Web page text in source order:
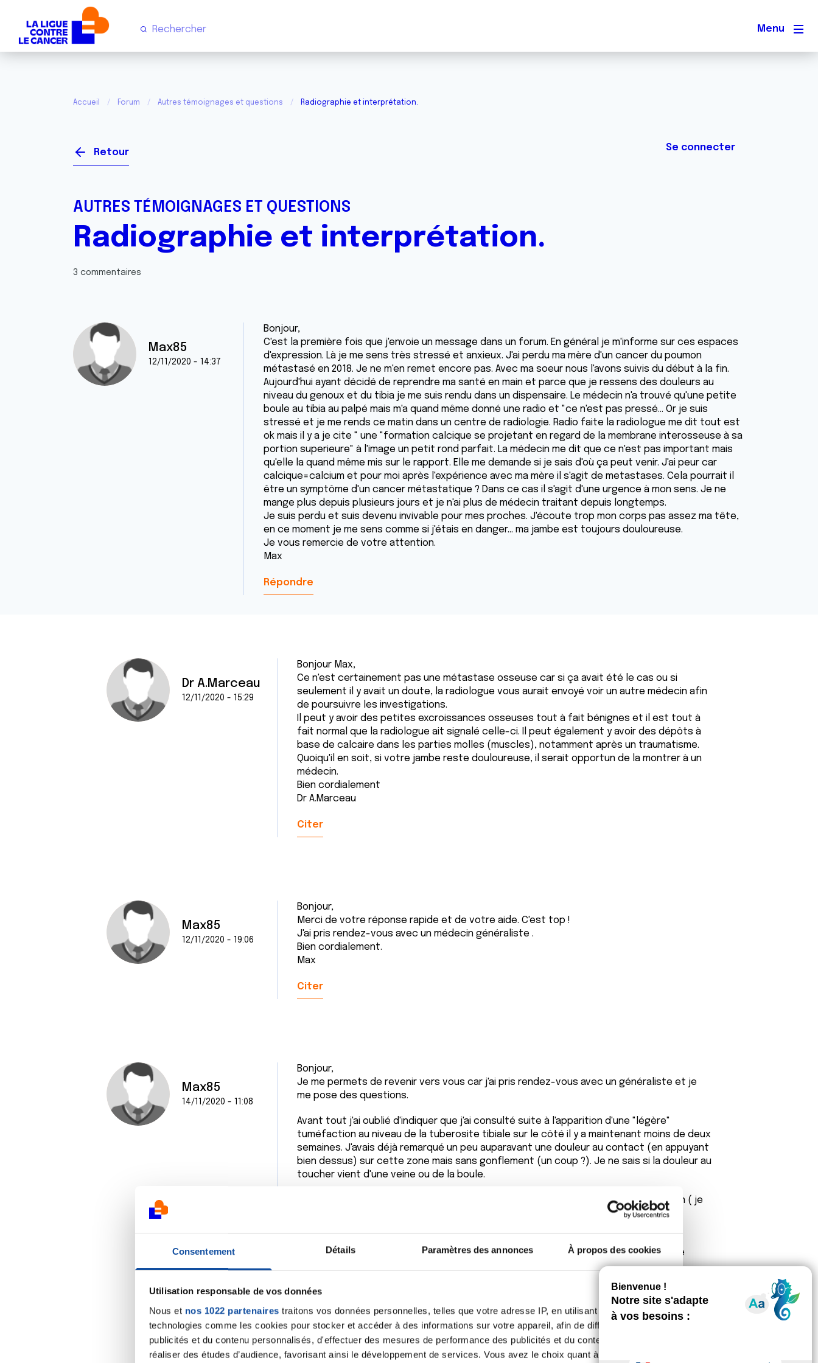
Consentement Détails Paramètres des annonces À propos des cookies
Utilisation responsable de vos données
Nous et nos 1022 partenaires traitons vos données personnelles, telles que votre adresse IP, en utilisant des
technologies comme les cookies pour stocker et accéder à des informations sur votre appareil, afin de diffuser des
publicités et du contenu personnalisés, d'effectuer des mesures de performance des publicités et du contenu, ainsi que de
réaliser des études d’audience, favorisant ainsi le développement de services. Vous avez le choix quant à l'utilisation de
Menu
Accueil Forum Autres témoignages et questions Radiographie et interprétation.
Retour Se connecter
AUTRES TÉMOIGNAGES ET QUESTIONS
Radiographie et interprétation.
3 commentaires
Max85
12/11/2020 - 14:37
Bonjour,
C'est la première fois que j'envoie un message dans un forum. En général je m'informe sur ces espaces
d'expression. Là je me sens très stressé et anxieux. J'ai perdu ma mère d'un cancer du poumon
métastasé en 2018. Je ne m'en remet encore pas. Avec ma soeur nous l'avons suivis du début à la fin.
Aujourd'hui ayant décidé de reprendre ma santé en main et parce que je ressens des douleurs au
niveau du genoux et du tibia je me suis rendu dans un dispensaire. Le médecin n'a trouvé qu'une petite
boule au tibia au palpé mais m'a quand même donné une radio et "ce n'est pas pressé... Or je suis
stressé et je me rends ce matin dans un centre de radiologie. Radio faite la radiologue me dit tout est
ok mais il y a je cite " une "formation calcique se projetant en regard de la membrane interosseuse à sa
portion superieure" à l'image un petit rond parfait. La médecin me dit que ce n'est pas important mais
qu'elle la quand même mis sur le rapport. Elle me demande si je sais d'où ça peut venir. J'ai peur car
calcique=calcium et pour moi après l'expérience avec ma mère il s'agit de metastases. Cela pourrait il
être un symptôme d'un cancer métastatique ? Dans ce cas il s'agit d'une urgence à mon sens. Je ne
mange plus depuis plusieurs jours et je n'ai plus de médecin traitant depuis longtemps.
Je suis perdu et suis devenu invivable pour mes proches. J'écoute trop mon corps pas assez ma tête,
en ce moment je me sens comme si j'étais en danger... ma jambe est toujours douloureuse.
Je vous remercie de votre attention.
Max
Répondre
Dr A.Marceau
12/11/2020 - 15:29
Bonjour Max,
Ce n'est certainement pas une métastase osseuse car si ça avait été le cas ou si
seulement il y avait un doute, la radiologue vous aurait envoyé voir un autre médecin afin
de poursuivre les investigations.
Il peut y avoir des petites excroissances osseuses tout à fait bénignes et il est tout à
fait normal que la radiologue ait signalé celle-ci. Il peut également y avoir des dépôts à
base de calcaire dans les parties molles (muscles), notamment après un traumatisme.
Quoiqu'il en soit, si votre jambe reste douloureuse, il serait opportun de la montrer à un
médecin.
Bien cordialement
Dr A.Marceau
Citer
Max85
12/11/2020 - 19:06
Bonjour,
Merci de votre réponse rapide et de votre aide. C'est top !
J'ai pris rendez-vous avec un médecin généraliste .
Bien cordialement.
Max
Citer
Max85
14/11/2020 - 11:08
Bonjour,
Je me permets de revenir vers vous car j'ai pris rendez-vous avec un généraliste et je
me pose des questions.
Avant tout j'ai oublié d'indiquer que j'ai consulté suite à l'apparition d'une "légère"
tuméfaction au niveau de la tuberosite tibiale sur le côté il y a maintenant moins de deux
semaines. J'avais déjà remarqué un peu auparavant une douleur au contact (en appuyant
bien dessus) sur cette zone mais sans gonflement (un coup ?). Je ne sais si la douleur au
toucher vient d'une veine ou de la boule.
J'ai l'impression que la tuberosité a un peu gonflé et le genou semble sous pression ( je
La radio ne montre pas d'atteinte ni des des os ni d'anomalie articulaire à part cette
formation calcique (d'où ma question précédente sur les metastases).
En allant sur internet j'ai fais la connaissance des sarcomes et lymphomes (j'ai peur du
cancer dont celui du poumon) couplé au fait que c'est bientôt la date anniversaire du
décès de ma mère, je suis dans une période "compliqué".
Le premier médecin qui m'a ausculté il y a 4 jours n'avait pas l'air alarmant, trouvais la
boule petite et ne sait pas ce que c'est.